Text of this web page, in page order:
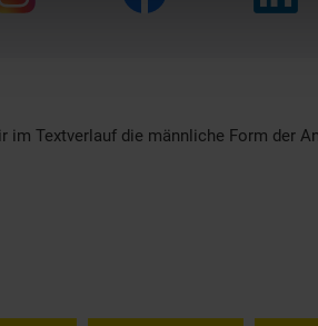
im Textverlauf die männliche Form der